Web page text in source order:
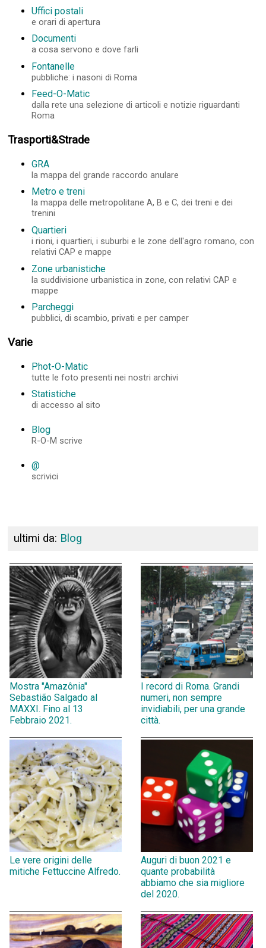
Uffici postali
e orari di apertura
Documenti
a cosa servono e dove farli
Fontanelle
pubbliche: i nasoni di Roma
Feed-O-Matic
dalla rete una selezione di articoli e notizie riguardanti
Roma
Trasporti&Strade
GRA
la mappa del grande raccordo anulare
Metro e treni
la mappa delle metropolitane A, B e C, dei treni e dei
trenini
Quartieri
i rioni, i quartieri, i suburbi e le zone dell'agro romano, con
relativi CAP e mappe
Zone urbanistiche
la suddivisione urbanistica in zone, con relativi CAP e
mappe
Parcheggi
pubblici, di scambio, privati e per camper
Varie
Phot-O-Matic
tutte le foto presenti nei nostri archivi
Statistiche
di accesso al sito
Blog
R-O-M scrive
@
scrivici
ultimi da: Blog
Mostra "Amazônia"
Sebastião Salgado al
MAXXI. Fino al 13
Febbraio 2021.
I record di Roma. Grandi
numeri, non sempre
invidiabili, per una grande
città.
Le vere origini delle
mitiche Fettuccine Alfredo.
Auguri di buon 2021 e
quante probabilità
abbiamo che sia migliore
del 2020.